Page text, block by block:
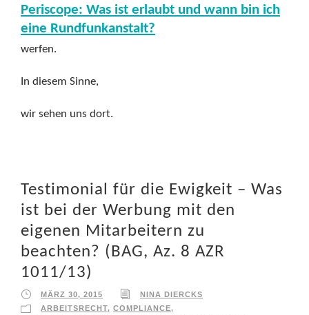
Periscope: Was ist erlaubt und wann bin ich
eine Rundfunkanstalt?
werfen.
In diesem Sinne,
wir sehen uns dort.
Testimonial für die Ewigkeit – Was
ist bei der Werbung mit den
eigenen Mitarbeitern zu
beachten? (BAG, Az. 8 AZR
1011/13)
MÄRZ 30, 2015
NINA DIERCKS
ARBEITSRECHT, COMPLIANCE,